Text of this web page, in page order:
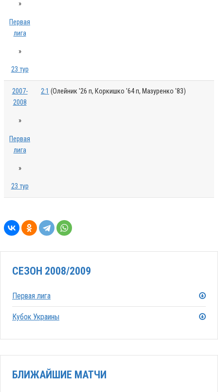
»
Первая
лига
»
23 тур
2007-
2008
»
Первая
лига
»
23 тур
2:1 (Олейник '26 п, Коркишко '64 п, Мазуренко '83)
СЕЗОН 2008/2009
Первая лига
Кубок Украины
БЛИЖАЙШИЕ МАТЧИ